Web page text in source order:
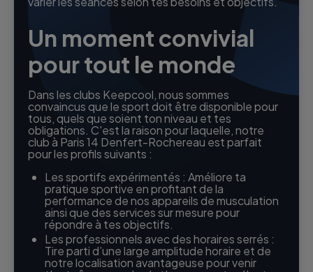
Un moment convivial
pour tout le monde
Dans les clubs Keepcool, nous sommes
convaincus que le sport doit être disponible pour
tous, quels que soient ton niveau et tes
obligations. C'est la raison pour laquelle, notre
club à Paris 14 Denfert-Rochereau est parfait
pour les profils suivants :
Les sportifs expérimentés : Améliore ta
pratique sportive en profitant de la
performance de nos appareils de musculation
ainsi que des services sur mesure pour
répondre à tes objectifs.
Les professionnels avec des horaires serrés :
Tire parti d’une large amplitude horaire et de
notre localisation avantageuse pour venir